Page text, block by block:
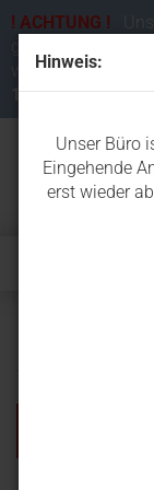
Hinweis:
Unser Büro
Eingehende
erst wieder ab
! ACHTUNG !
werden dann erst
19.08.2026